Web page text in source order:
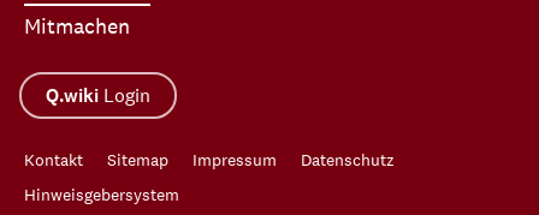
Mitmachen
Q.wiki Login
Kontakt Sitemap Impressum
Datenschutz
Hinweisgebersystem